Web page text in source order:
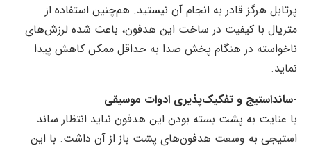
پرتابل هرگز قادر به انجام آن نیستید. هم‌چنین استفاده از
متریال با کیفیت در ساخت این هدفون، باعث شده لرزش‌های
ناخواسته در هنگام پخش صدا به حداقل ممکن کاهش پیدا
نماید.
-سانداستیج و تفکیک‌پذیری ادوات موسیقی
با عنایت به پشت بسته بودن این هدفون نباید انتظار ساند
استیجی به وسعت هدفون‌های پشت باز از آن داشت. با این